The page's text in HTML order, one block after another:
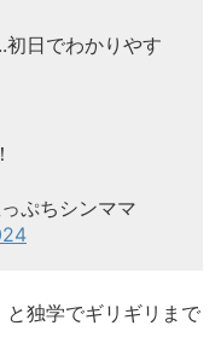
初日でわかりやす
ぷちシンママ
独学でギリギリまで